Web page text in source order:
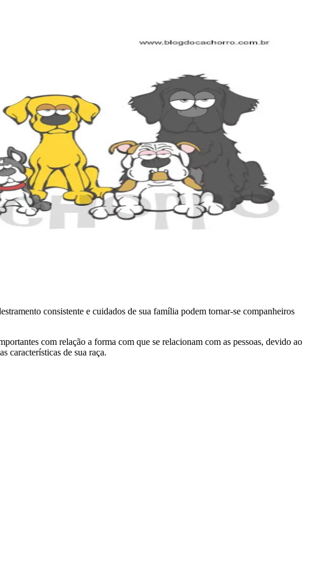
consistente e cuidados de sua família podem tornar-se companheiros
com relação a forma com que se relacionam com as pessoas, devido ao
características de sua raça.